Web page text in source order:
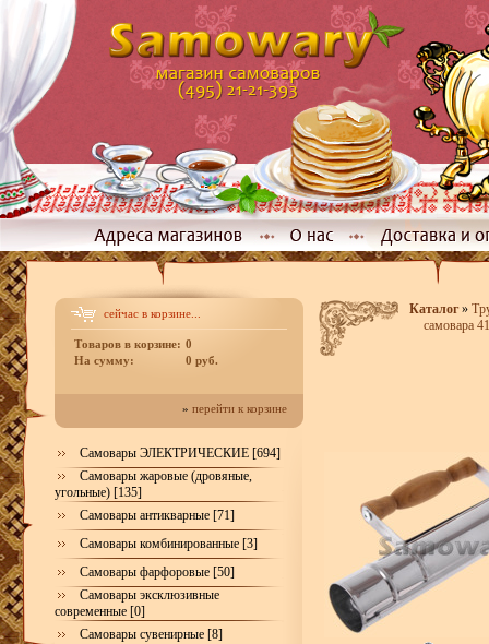
сейчас в корзине...
Товаров в корзине: 0
На сумму:
0 руб.
» перейти к корзине
Самовары ЭЛЕКТРИЧЕСКИЕ [694]
Самовары жаровые (дровяные,
угольные) [135]
Самовары антикварные [71]
Самовары комбинированные [3]
Самовары фарфоровые [50]
Самовары эксклюзивные
современные [0]
Самовары сувенирные [8]
Каталог»
самовара